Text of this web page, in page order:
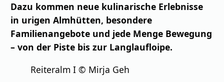
Dazu kommen neue kulinarische Erlebnisse
in urigen Almhütten, besondere
Familienangebote und jede Menge Bewegung
– von der Piste bis zur Langlaufloipe.
Reiteralm I © Mirja Geh